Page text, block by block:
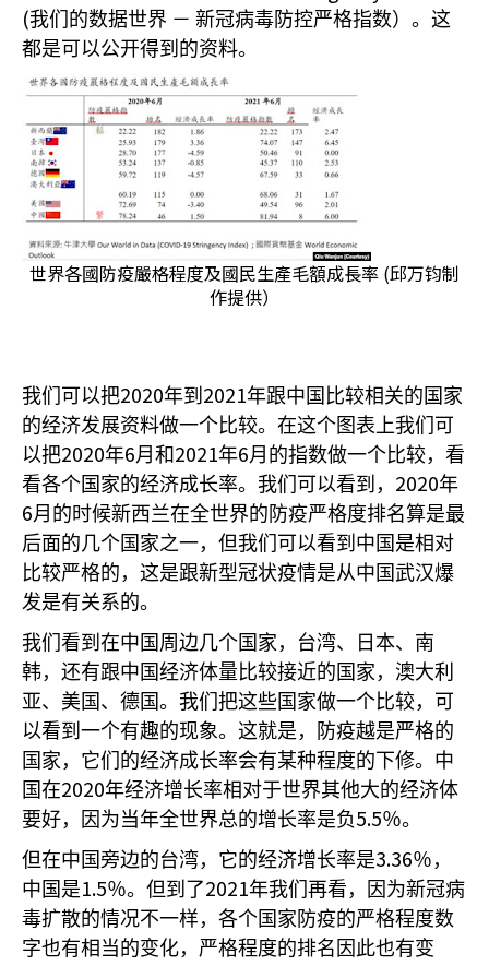
(我们的数据世界 － 新冠病毒防控严格指数）。这
都是可以公开得到的资料。
世界各國防疫嚴格程度及國民生產毛額成長率 (邱万钧制
作提供）
我们可以把2020年到 2021年跟中国比较相关的国家
的经济发展资料做一个比较。在这个图表上我们可
以把2020年6月和 2021年6月的指数做一个比较，看
看各个国家的经济成长率。我们可以看到， 2020年
6月的时候新西兰在全世界的防疫严格度排名算是最
后面的几个国家之一，但我们可以看到中国是相对
比较严格的，这是跟新型冠状疫情是从中国武汉爆
发是有关系的。
我们看到在中国周边几个国家，台湾、日本、南
韩，还有跟中国经济体量比较接近的国家，澳大利
亚、美国、德国。我们把这些国家做一个比较，可
以看到一个有趣的现象。这就是，防疫越是严格的
国家，它们的经济成长率会有某种程度的下修。中
国在2020年经济增长率相对于世界其他大的经济体
要好，因为当年全世界总的增长率是负 5.5％。
但在中国旁边的台湾，它的经济增长率是3.36％，
中国是1.5％。但到了2021年我们再看，因为新冠病
毒扩散的情况不一样，各个国家防疫的严格程度数
字也有相当的变化，严格程度的排名因此也有变